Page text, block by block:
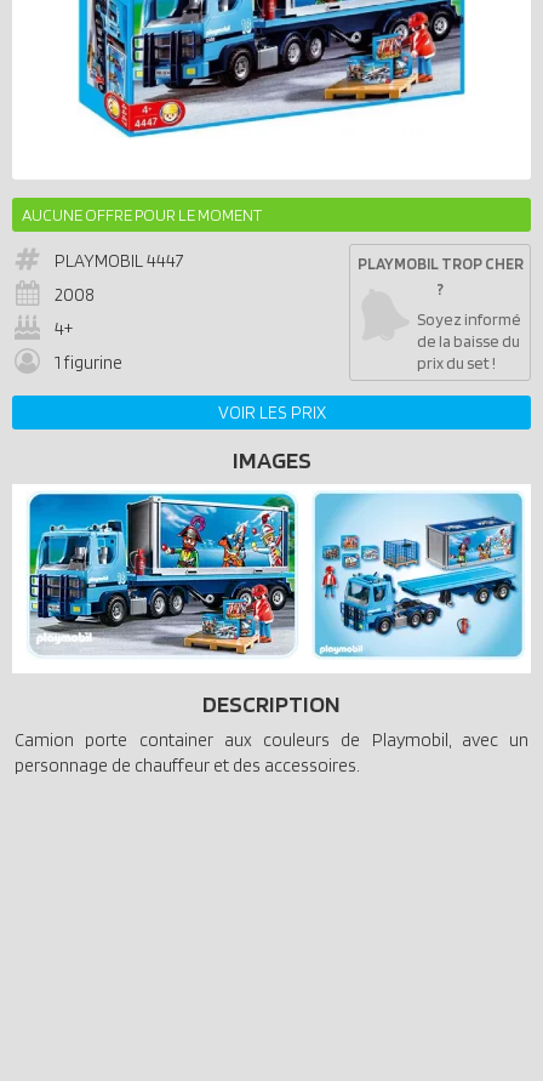
AUCUNE OFFRE POUR LE MOMENT
PLAYMOBIL4447
2008
4+
1 figurine
PLAYMOBIL TROP CHER
?
Soyez informé
de la baisse du
prix du set !
VOIR LES PRIX
IMAGES
DESCRIPTION
Camion porte container aux couleurs de Playmobil, avec un
personnage de chauffeur et des accessoires.